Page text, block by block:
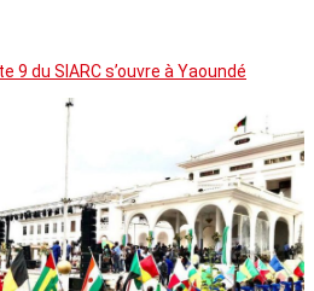
9 du SIARC s’ouvre à Yaoundé